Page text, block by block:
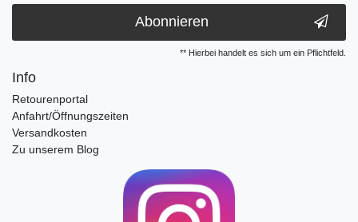
Abonnieren
** Hierbei handelt es sich um ein Pflichtfeld.
Info
Retourenportal
Anfahrt/Öffnungszeiten
Versandkosten
Zu unserem Blog